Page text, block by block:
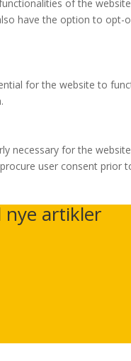
of the
have the option to
for the website to
necessary for the
user consent prior
nye artikler